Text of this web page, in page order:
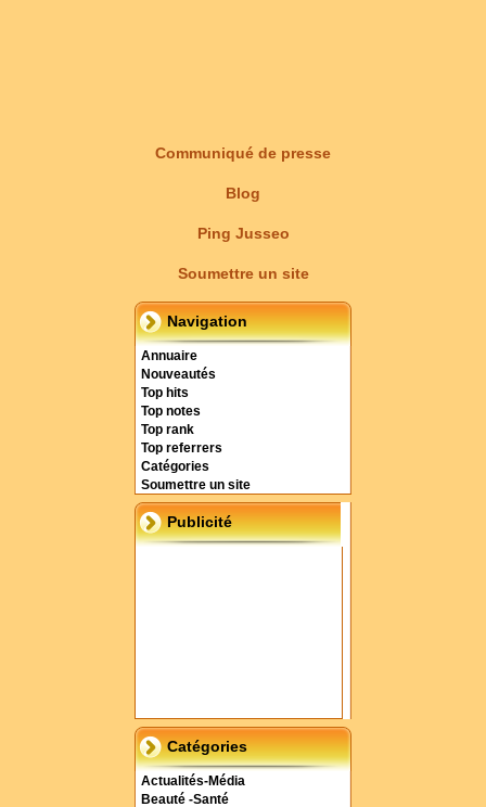
Communiqué de presse
Blog
Ping Jusseo
Soumettre un site
Navigation
Annuaire
Nouveautés
Top hits
Top notes
Top rank
Top referrers
Catégories
Soumettre un site
Publicité
Catégories
Actualités-Média
Beauté -Santé